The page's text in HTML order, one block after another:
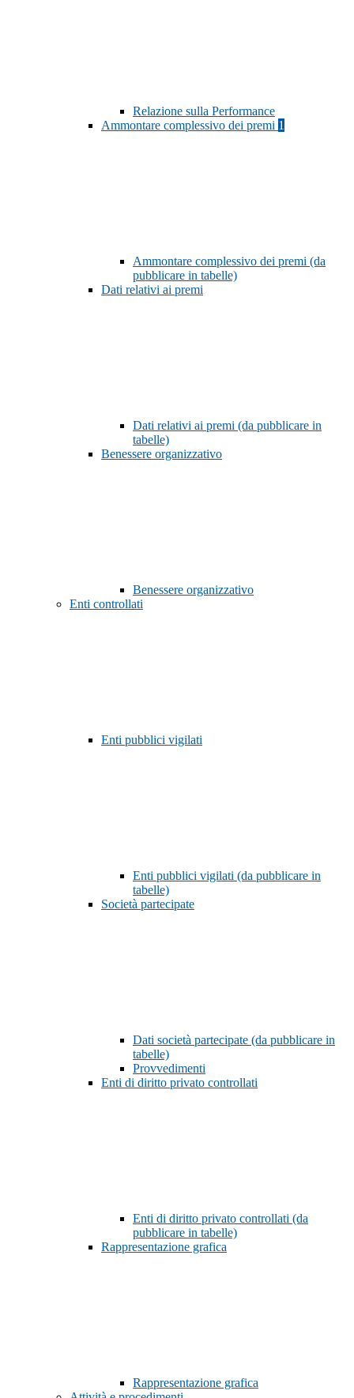
Relazione sulla Performance
Ammontare complessivo dei premi 1
Ammontare complessivo dei premi (da
pubblicare in tabelle)
Dati relativi ai premi
Dati relativi ai premi (da pubblicare in
tabelle)
Benessere organizzativo
Benessere organizzativo
Enti controllati
Enti pubblici vigilati
Enti pubblici vigilati (da pubblicare in
tabelle)
Società partecipate
Dati società partecipate (da pubblicare in
tabelle)
Provvedimenti
Enti di diritto privato controllati
Enti di diritto privato controllati (da
pubblicare in tabelle)
Rappresentazione grafica
Rappresentazione grafica